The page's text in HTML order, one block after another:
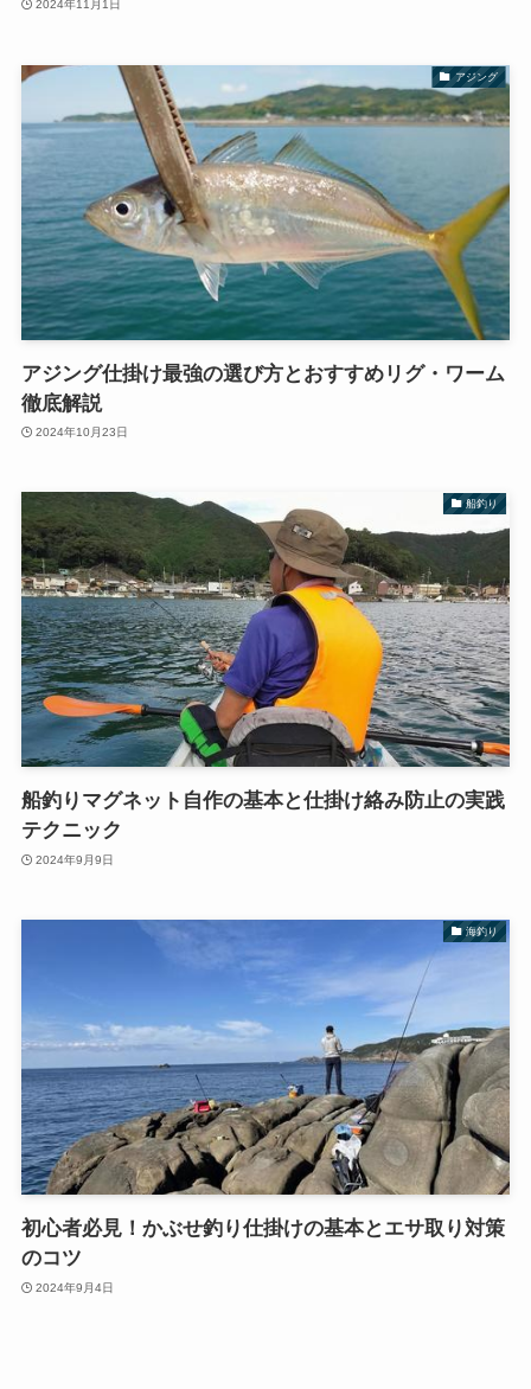
2024年11月1日
アジング
アジング仕掛け最強の選び方とおすすめリグ・ワーム
徹底解説
2024年10月23日
船釣り
船釣りマグネット自作の基本と仕掛け絡み防止の実践
テクニック
2024年9月9日
海釣り
初心者必見！かぶせ釣り仕掛けの基本とエサ取り対策
のコツ
2024年9月4日